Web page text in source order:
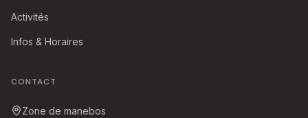
Activités
Infos & Horaires
CONTACT
Zone de manebos